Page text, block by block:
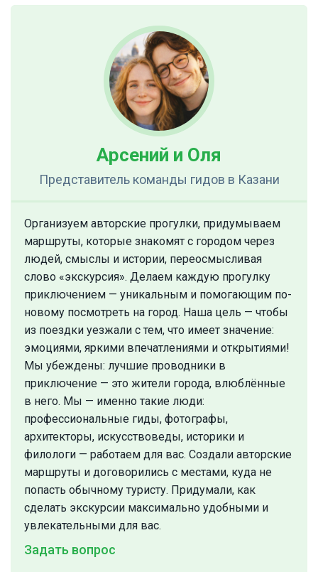
Арсений и Оля
Представитель команды гидов в Казани
Организуем авторские прогулки, придумываем
маршруты, которые знакомят с городом через
людей, смыслы и истории, переосмысливая
слово «экскурсия». Делаем каждую прогулку
приключением — уникальным и помогающим по-
новому посмотреть на город. Наша цель — чтобы
из поездки уезжали с тем, что имеет значение:
эмоциями, яркими впечатлениями и открытиями!
Мы убеждены: лучшие проводники в
приключение — это жители города, влюблённые
в него. Мы — именно такие люди:
профессиональные гиды, фотографы,
архитекторы, искусствоведы, историки и
филологи — работаем для вас. Создали авторские
маршруты и договорились с местами, куда не
попасть обычному туристу. Придумали, как
сделать экскурсии максимально удобными и
увлекательными для вас.
Задать вопрос